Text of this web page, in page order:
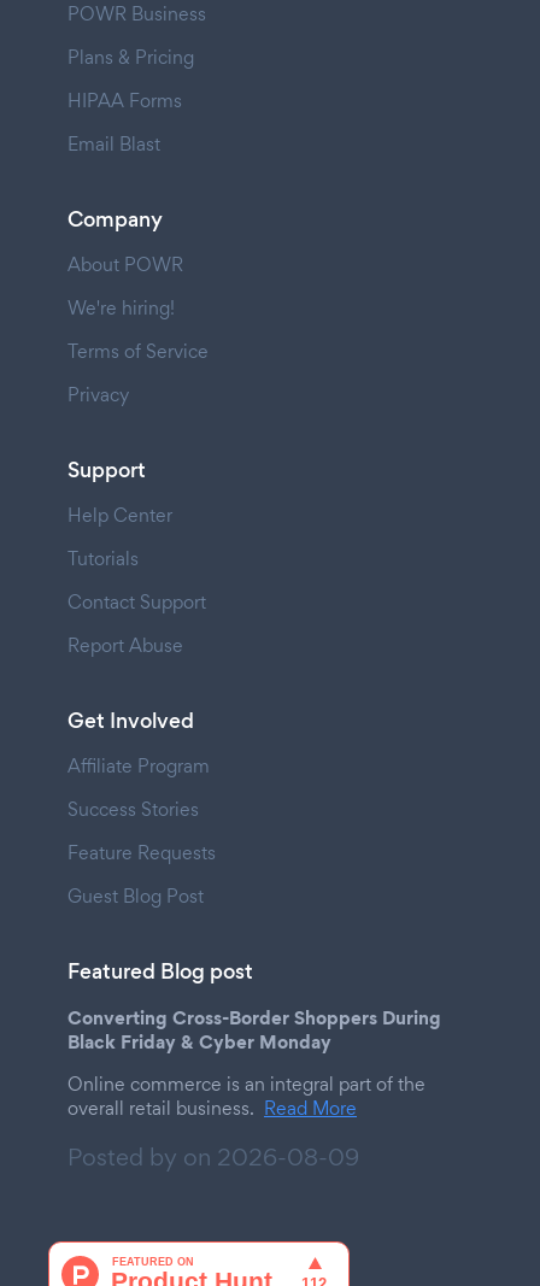
POWR Business
Plans & Pricing
HIPAA Forms
Email Blast
Company
About POWR
We're hiring!
Terms of Service
Privacy
Support
Help Center
Tutorials
Contact Support
Report Abuse
Get Involved
Affiliate Program
Success Stories
Feature Requests
Guest Blog Post
Featured Blog post
Converting Cross-Border Shoppers During
Black Friday & Cyber Monday
Online commerce is an integral part of the
overall retail business. Read More
Posted by on 2026-08-09